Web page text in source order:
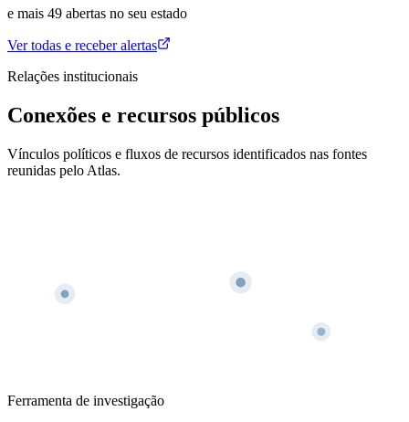
e mais 49 abertas no seu estado
Ver todas e receber alertas
Relações institucionais
Conexões e recursos públicos
Vínculos políticos e fluxos de recursos identificados nas fontes
reunidas pelo Atlas.
Ferramenta de investigação